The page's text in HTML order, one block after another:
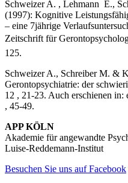
Schweizer A. , Lehmann E.,
(1997): Kognitive
– eine 7jährige
Zeitschrift für
125.
Schweizer A., Schreiber M. &
Gerontopsychiatrie: der
12 , 21-23. Auch er­schienen in:
, 45-49.
APP KÖLN
Akademie für angewandte
Luise-Reddemann-Institut
Besuchen Sie uns auf Facebook